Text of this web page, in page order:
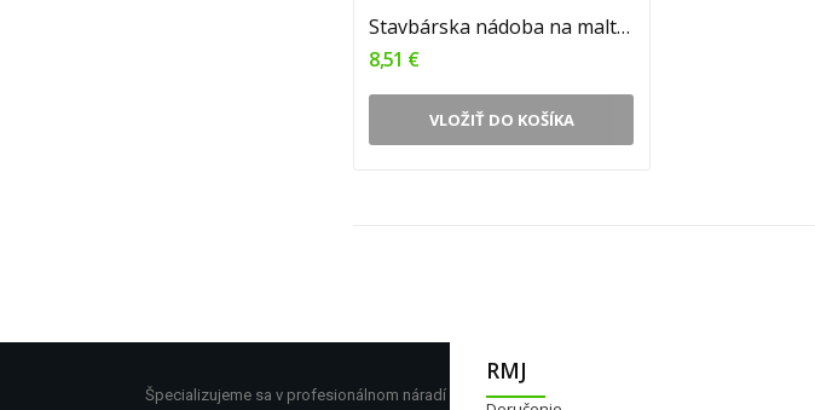
Stavbárska nádoba na maltu hranatá 80 L , veľká...
8,51 €
VLOŽIŤ DO KOŠÍKA
Špecializujeme sa v profesionálnom náradí
RMJ